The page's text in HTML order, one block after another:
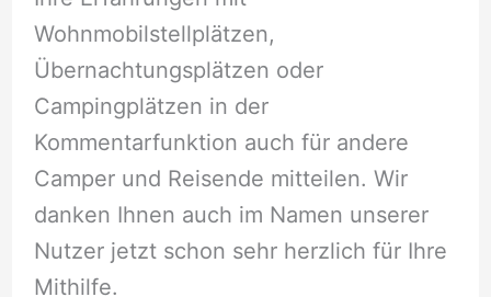
Wohnmobilstellplätzen,
Übernachtungsplätzen oder
Campingplätzen in der
Kommentarfunktion auch für andere
Camper und Reisende mitteilen. Wir
danken Ihnen auch im Namen unserer
Nutzer jetzt schon sehr herzlich für Ihre
Mithilfe.